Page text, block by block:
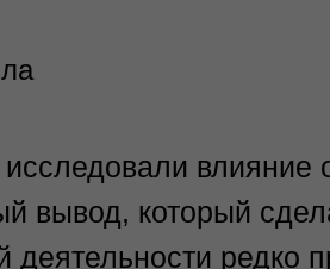
влияние
вывод, который
редко